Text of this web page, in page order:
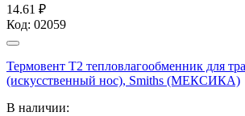
14.61 ₽
Код: 02059
Термовент T2 тепловлагообменник для
(искусственный нос), Smiths (МЕКСИКА)
В наличии: